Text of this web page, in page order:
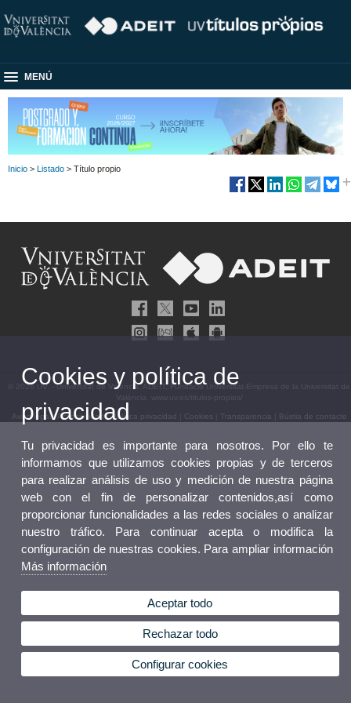
MENÚ
Inicio > Listado > Título propio
© 2026 UV. - Universitat de València. ADEIT, Fundació Universitat-Empresa de la Universitat de
València. www.uv.es/titulos-propios/
Aviso legal|Accesibilidad|Política privacidad Cookies Transparencia Bústia de contacte
Cookies y política de
privacidad
Tu privacidad es importante para nosotros. Por ello te
informamos que utilizamos cookies propias y de terceros
para realizar análisis de uso y medición de nuestra página
web con el fin de personalizar contenidos,así como
proporcionar funcionalidades a las redes sociales o analizar
nuestro tráfico. Para continuar acepta o modifica la
configuración de nuestras cookies. Para ampliar información
Más información
Aceptar todo
Rechazar todo
Configurar cookies